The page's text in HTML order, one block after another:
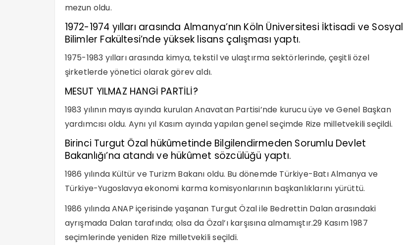
mezun oldu.
1972-1974 yılları arasında Almanya’nın Köln Üniversitesi İktisadi ve Sosyal
Bilimler Fakültesi’nde yüksek lisans çalışması yaptı.
1975-1983 yılları arasında kimya, tekstil ve ulaştırma sektörlerinde, çeşitli özel
şirketlerde yönetici olarak görev aldı.
MESUT YILMAZ HANGİ PARTİLİ?
1983 yılının mayıs ayında kurulan Anavatan Partisi’nde kurucu üye ve Genel Başkan
yardımcısı oldu. Aynı yıl Kasım ayında yapılan genel seçimde Rize milletvekili seçildi.
Birinci Turgut Özal hükûmetinde Bilgilendirmeden Sorumlu Devlet
Bakanlığı’na atandı ve hükûmet sözcülüğü yaptı.
1986 yılında Kültür ve Turizm Bakanı oldu. Bu dönemde Türkiye-Batı Almanya ve
Türkiye-Yugoslavya ekonomi karma komisyonlarının başkanlıklarını yürüttü.
1986 yılında ANAP içerisinde yaşanan Turgut Özal ile Bedrettin Dalan arasındaki
ayrışmada Dalan tarafında; olsa da Özal’ı karşısına almamıştır.29 Kasım 1987
seçimlerinde yeniden Rize milletvekili seçildi.